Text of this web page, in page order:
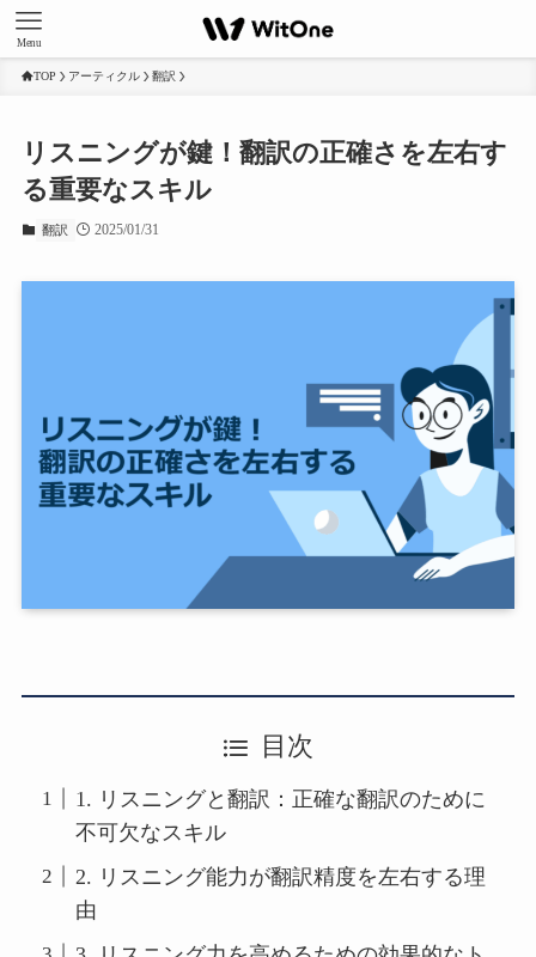
Menu
TOP アーティクル 翻訳
リスニングが鍵！翻訳の正確さを左右す
る重要なスキル
翻訳 2025/01/31
目次
1. リスニングと翻訳：正確な翻訳のために
不可欠なスキル
2. リスニング能力が翻訳精度を左右する理
由